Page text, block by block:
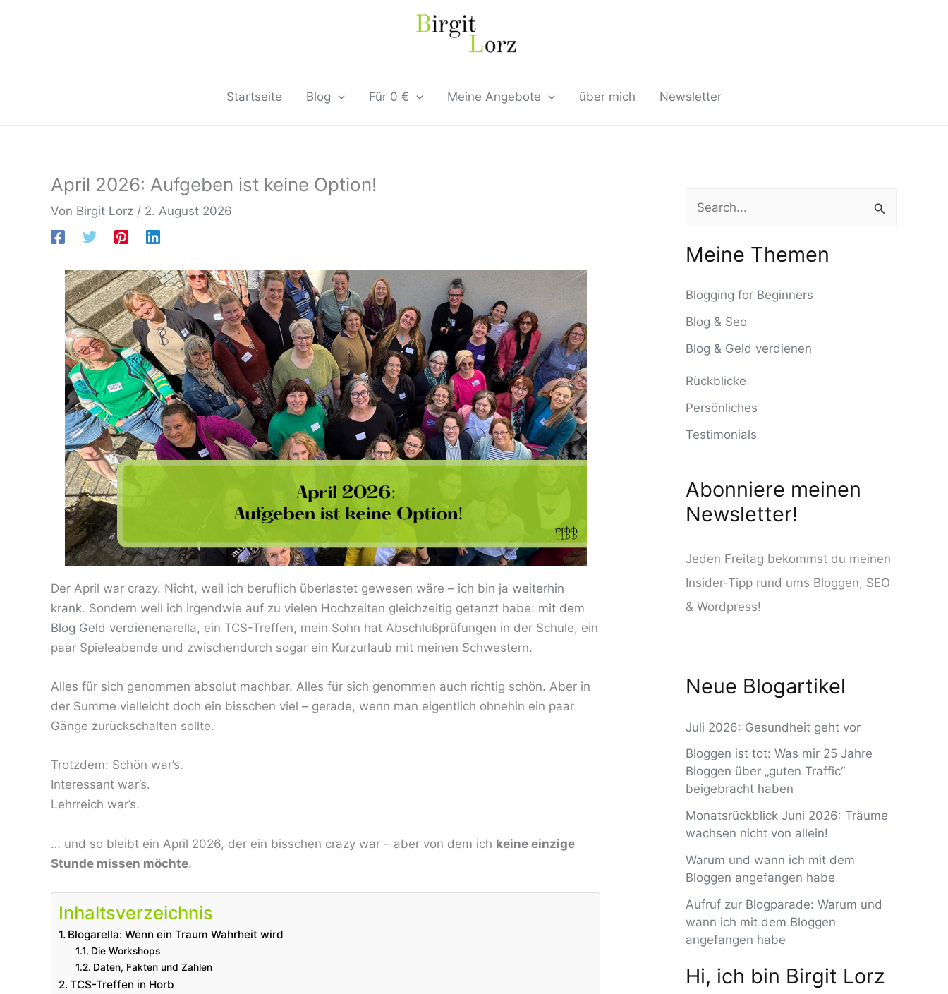
Startseite Blog Für 0 € Meine Angebote über mich Newsletter
April 2026: Aufgeben ist keine Option!
Von Birgit Lorz / 2. August 2026
Der April war crazy. Nicht, weil ich beruflich überlastet gewesen wäre – ich bin ja weiterhin
krank. Sondern weil ich irgendwie auf zu vielen Hochzeiten gleichzeitig getanzt habe: mit dem
Blog Geld verdienenarella, ein TCS-Treffen, mein Sohn hat Abschlußprüfungen in der Schule, ein
paar Spieleabende und zwischendurch sogar ein Kurzurlaub mit meinen Schwestern.
Alles für sich genommen absolut machbar. Alles für sich genommen auch richtig schön. Aber in
der Summe vielleicht doch ein bisschen viel – gerade, wenn man eigentlich ohnehin ein paar
Gänge zurückschalten sollte.
Trotzdem: Schön war’s.
Interessant war’s.
Lehrreich war’s.
… und so bleibt ein April 2026, der ein bisschen crazy war – aber von dem ich keine einzige
Stunde missen möchte.
Inhaltsverzeichnis
Blogarella: Wenn ein Traum Wahrheit wird
Die Workshops
Daten, Fakten und Zahlen
TCS-Treffen in Horb
c
e
n
n
h
Meine Themen
Blogging for Beginners
Blog & Seo
Blog & Geld verdienen
Rückblicke
Persönliches
Testimonials
Abonniere meinen
Newsletter!
Jeden Freitag bekommst du meinen
Insider-Tipp rund ums Bloggen, SEO
& Wordpress!
Neue Blogartikel
Juli 2026: Gesundheit geht vor
Bloggen ist tot: Was mir 25 Jahre
Bloggen über „guten Traffic“
beigebracht haben
Monatsrückblick Juni 2026: Träume
wachsen nicht von allein!
Warum und wann ich mit dem
Bloggen angefangen habe
Aufruf zur Blogparade: Warum und
wann ich mit dem Bloggen
angefangen habe
Hi, ich bin Birgit Lorz